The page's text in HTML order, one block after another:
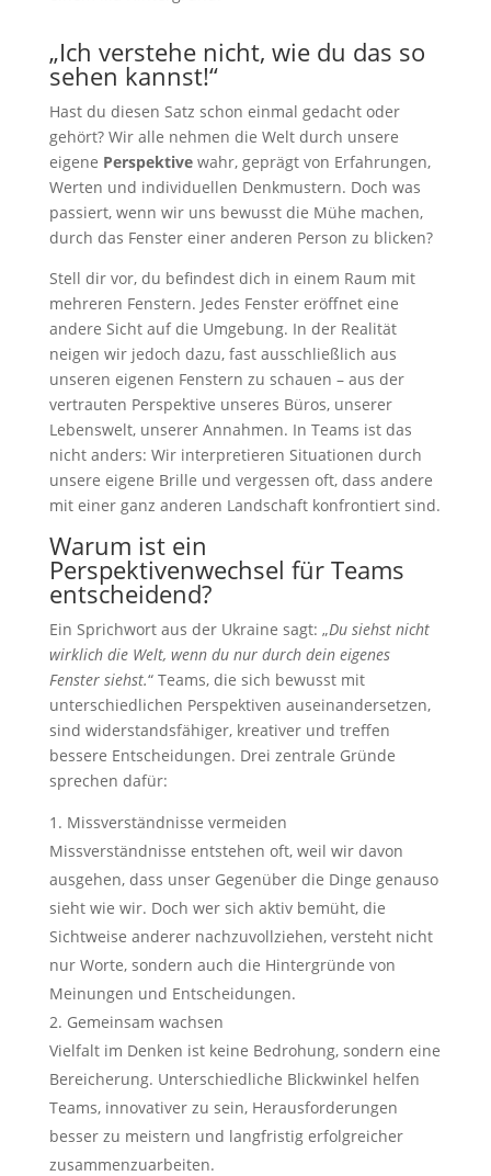
„Ich verstehe nicht, wie du das so
sehen kannst!“
Hast du diesen Satz schon einmal gedacht oder
gehört? Wir alle nehmen die Welt durch unsere
eigene Perspektivewahr, geprägt von Erfahrungen,
Werten und individuellen Denkmustern. Doch was
passiert, wenn wir uns bewusst die Mühe machen,
durch das Fenster einer anderen Person zu blicken?
Stell dir vor, du befindest dich in einem Raum mit
mehreren Fenstern. Jedes Fenster eröffnet eine
andere Sicht auf die Umgebung. In der Realität
neigen wir jedoch dazu, fast ausschließlich aus
unseren eigenen Fenstern zu schauen – aus der
vertrauten Perspektive unseres Büros, unserer
Lebenswelt, unserer Annahmen. In Teams ist das
nicht anders: Wir interpretieren Situationen durch
unsere eigene Brille und vergessen oft, dass andere
mit einer ganz anderen Landschaft konfrontiert sind.
Warum ist ein
Perspektivenwechsel für Teams
entscheidend?
Ein Sprichwort aus der Ukraine sagt: „Du siehst nicht
wirklich die Welt, wenn du nur durch dein eigenes
Fenster siehst.“ Teams, die sich bewusst mit
unterschiedlichen Perspektiven auseinandersetzen,
sind widerstandsfähiger, kreativer und treffen
bessere Entscheidungen. Drei zentrale Gründe
sprechen dafür:
Missverständnisse vermeiden
Missverständnisse entstehen oft, weil wir davon
ausgehen, dass unser Gegenüber die Dinge genauso
sieht wie wir. Doch wer sich aktiv bemüht, die
Sichtweise anderer nachzuvollziehen, versteht nicht
nur Worte, sondern auch die Hintergründe von
Meinungen und Entscheidungen.
Gemeinsam wachsen
Vielfalt im Denken ist keine Bedrohung, sondern eine
Bereicherung. Unterschiedliche Blickwinkel helfen
Teams, innovativer zu sein, Herausforderungen
besser zu meistern und langfristig erfolgreicher
zusammenzuarbeiten.